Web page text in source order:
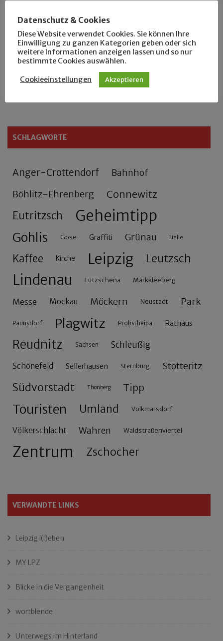
Der Leipziger Schmiedetag von 1904
Rennfahrer in Schönefeld und Zschocher
Zu Fuß durch Anger-Crottendorf
Sammler- und Wanderfreund Hardy
SCHLAGWORTE
Anger-Crottendorf Bahnhof
Böhlitz-Ehrenberg Connewitz
Eutritzsch Geheimtipp
Gohlis Gose Graffiti Grünau Halle
Kaffee Kirche Leipzig Leutzsch
Lindenau Lützschena Markkleeberg
Messe Mockau Möckern Neustadt Park
Paunsdorf Plagwitz Probstheida Rathaus
Reudnitz Sachsen Schleußig
Schönefeld Sellerhausen Sternburg Stötteritz
Südvorstadt Thonberg Tipp
Touristen Umland Volkmarsdorf
Völkerschlacht Wahren Waldstraßenviertel
Zentrum Zschocher
VERWANDTE LINKS
Leipzig l(i)eben
MY LPZ
Blicke in die Vergangenheit
wortblende
Unterwegs im Hinterland
Datenschutz & Cookies
Diese Website verwendet Cookies. Sie können Ihre
Einwilligung zu ganzen Kategorien geben oder sich
weitere Informationen anzeigen lassen und so nur
bestimmte Cookies auswählen.
Cookieeinstellungen Akzeptieren